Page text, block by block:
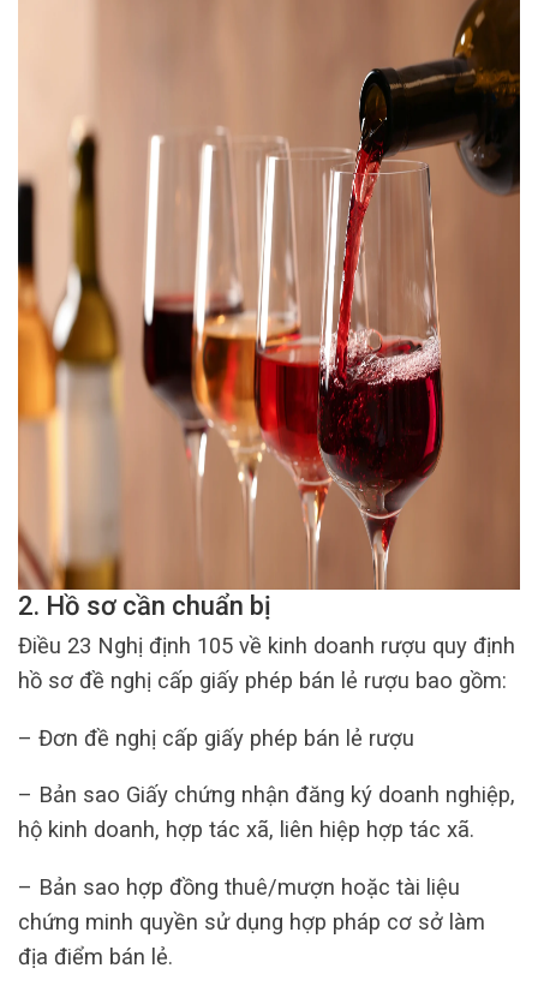
2. Hồ sơ cần chuẩn bị
Điều 23 Nghị định 105 về kinh doanh rượu quy định
hồ sơ đề nghị cấp giấy phép bán lẻ rượu bao gồm:
– Đơn đề nghị cấp giấy phép bán lẻ rượu
– Bản sao Giấy chứng nhận đăng ký doanh nghiệp,
hộ kinh doanh, hợp tác xã, liên hiệp hợp tác xã.
– Bản sao hợp đồng thuê/mượn hoặc tài liệu
chứng minh quyền sử dụng hợp pháp cơ sở làm
địa điểm bán lẻ.